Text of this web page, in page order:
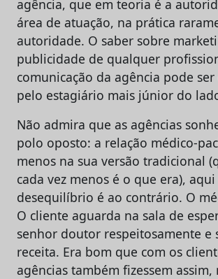
agência, que em teoria é a
área de atuação, na prática
autoridade. O saber sobre
publicidade de qualquer
comunicação da agência pode
pelo estagiário mais júnior do
Não admira que as agências
polo oposto: a relação médico-
menos na sua versão tradicional
cada vez menos é o que era), aqui
desequilíbrio é ao contrário. O
O cliente aguarda na sala de
senhor doutor respeitosamente e
receita. Era bom que com os
agências também fizessem assim,